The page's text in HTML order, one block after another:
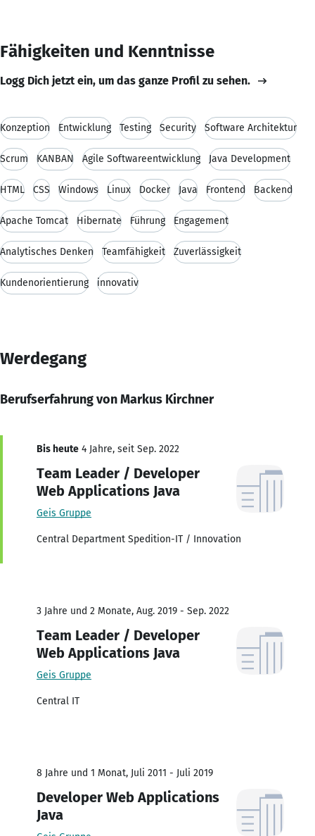
Fähigkeiten und Kenntnisse
Logg Dich jetzt ein, um das ganze Profil zu sehen.
Konzeption Entwicklung Testing Security Software Architektur
Scrum KANBAN Agile Softwareentwicklung Java Development
HTML CSS Windows Linux Docker Java Frontend Backend
Apache Tomcat Hibernate Führung Engagement
Analytisches Denken Teamfähigkeit Zuverlässigkeit
Kundenorientierung innovativ
Werdegang
Berufserfahrung von Markus Kirchner
Bis heute 4 Jahre, seit Sep. 2022
Team Leader / Developer
Web Applications Java
Geis Gruppe
Central Department Spedition-IT / Innovation
3 Jahre und 2 Monate, Aug. 2019 - Sep. 2022
Team Leader / Developer
Web Applications Java
Geis Gruppe
Central IT
8 Jahre und 1 Monat, Juli 2011 - Juli 2019
Developer Web Applications
Java